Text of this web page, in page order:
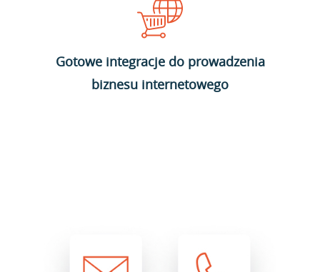
Gotowe integracje do prowadzenia
biznesu internetowego